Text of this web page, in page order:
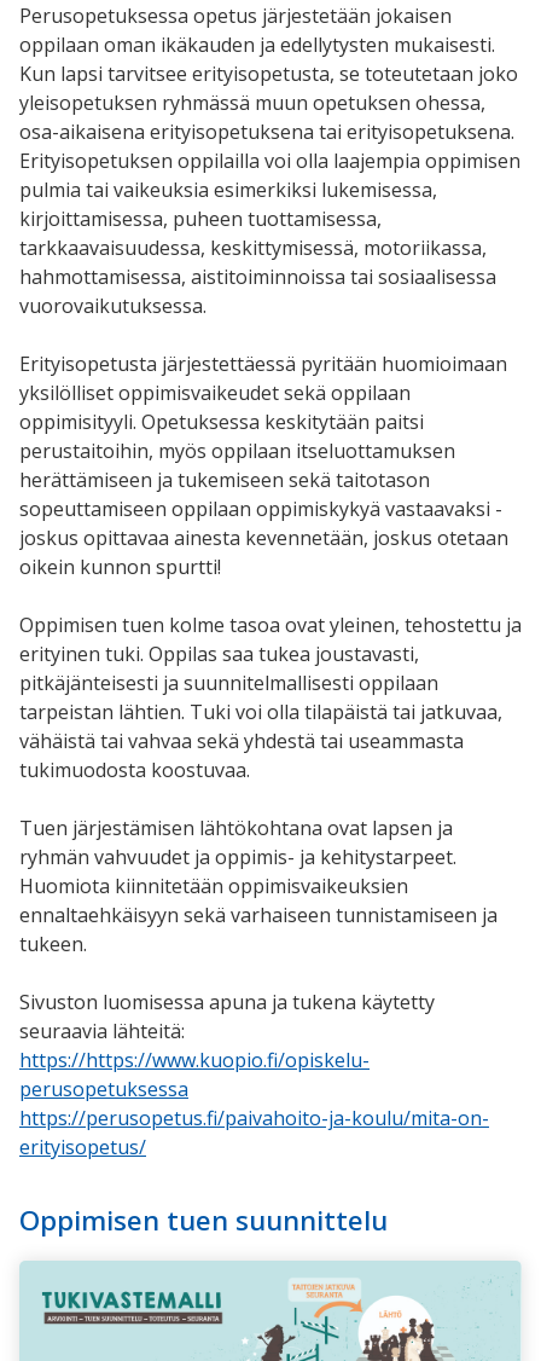
Perusopetuksessa opetus järjestetään jokaisen
oppilaan oman ikäkauden ja edellytysten mukaisesti.
Kun lapsi tarvitsee erityisopetusta, se toteutetaan joko
yleisopetuksen ryhmässä muun opetuksen ohessa,
osa-aikaisena erityisopetuksena tai erityisopetuksena.
Erityisopetuksen oppilailla voi olla laajempia oppimisen
pulmia tai vaikeuksia esimerkiksi lukemisessa,
kirjoittamisessa, puheen tuottamisessa,
tarkkaavaisuudessa, keskittymisessä, motoriikassa,
hahmottamisessa, aistitoiminnoissa tai sosiaalisessa
vuorovaikutuksessa.
Erityisopetusta järjestettäessä pyritään huomioimaan
yksilölliset oppimisvaikeudet sekä oppilaan
oppimisityyli. Opetuksessa keskitytään paitsi
perustaitoihin, myös oppilaan itseluottamuksen
herättämiseen ja tukemiseen sekä taitotason
sopeuttamiseen oppilaan oppimiskykyä vastaavaksi -
joskus opittavaa ainesta kevennetään, joskus otetaan
oikein kunnon spurtti!
Oppimisen tuen kolme tasoa ovat yleinen, tehostettu ja
erityinen tuki. Oppilas saa tukea joustavasti,
pitkäjänteisesti ja suunnitelmallisesti oppilaan
tarpeistan lähtien. Tuki voi olla tilapäistä tai jatkuvaa,
vähäistä tai vahvaa sekä yhdestä tai useammasta
tukimuodosta koostuvaa.
Tuen järjestämisen lähtökohtana ovat lapsen ja
ryhmän vahvuudet ja oppimis- ja kehitystarpeet.
Huomiota kiinnitetään oppimisvaikeuksien
ennaltaehkäisyyn sekä varhaiseen tunnistamiseen ja
tukeen.
Sivuston luomisessa apuna ja tukena käytetty
seuraavia lähteitä:
https://https://www.kuopio.fi/opiskelu-
perusopetuksessa
https://perusopetus.fi/paivahoito-ja-koulu/mita-on-
erityisopetus/
Oppimisen tuen suunnittelu